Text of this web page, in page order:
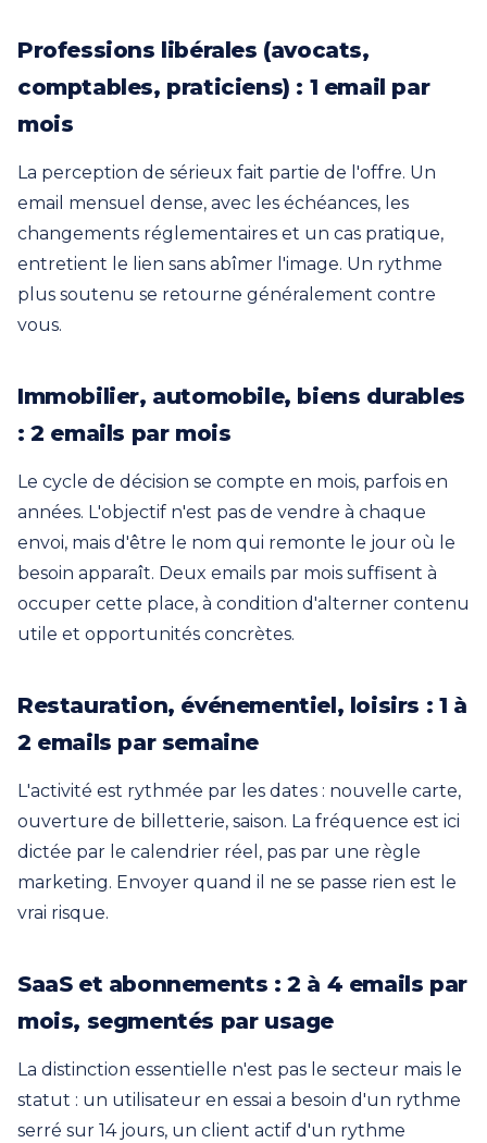
Professions libérales (avocats,
comptables, praticiens) : 1 email par
mois
La perception de sérieux fait partie de l'offre. Un
email mensuel dense, avec les échéances, les
changements réglementaires et un cas pratique,
entretient le lien sans abîmer l'image. Un rythme
plus soutenu se retourne généralement contre
vous.
Immobilier, automobile, biens durables
: 2 emails par mois
Le cycle de décision se compte en mois, parfois en
années. L'objectif n'est pas de vendre à chaque
envoi, mais d'être le nom qui remonte le jour où le
besoin apparaît. Deux emails par mois suffisent à
occuper cette place, à condition d'alterner contenu
utile et opportunités concrètes.
Restauration, événementiel, loisirs : 1 à
2 emails par semaine
L'activité est rythmée par les dates : nouvelle carte,
ouverture de billetterie, saison. La fréquence est ici
dictée par le calendrier réel, pas par une règle
marketing. Envoyer quand il ne se passe rien est le
vrai risque.
SaaS et abonnements : 2 à 4 emails par
mois, segmentés par usage
La distinction essentielle n'est pas le secteur mais le
statut : un utilisateur en essai a besoin d'un rythme
serré sur 14 jours, un client actif d'un rythme